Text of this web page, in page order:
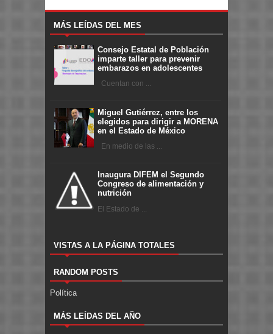
MÁS LEÍDAS DEL MES
Consejo Estatal de Población
imparte taller para prevenir
embarazos en adolescentes
Cuentan con ...
Miguel Gutiérrez, entre los
elegidos para dirigir a MORENA
en el Estado de México
En medio de las ...
Inaugura DIFEM el Segundo
Congreso de alimentación y
nutrición
El Estado de ...
VISTAS A LA PÁGINA TOTALES
RANDOM POSTS
Política
MÁS LEÍDAS DEL AÑO